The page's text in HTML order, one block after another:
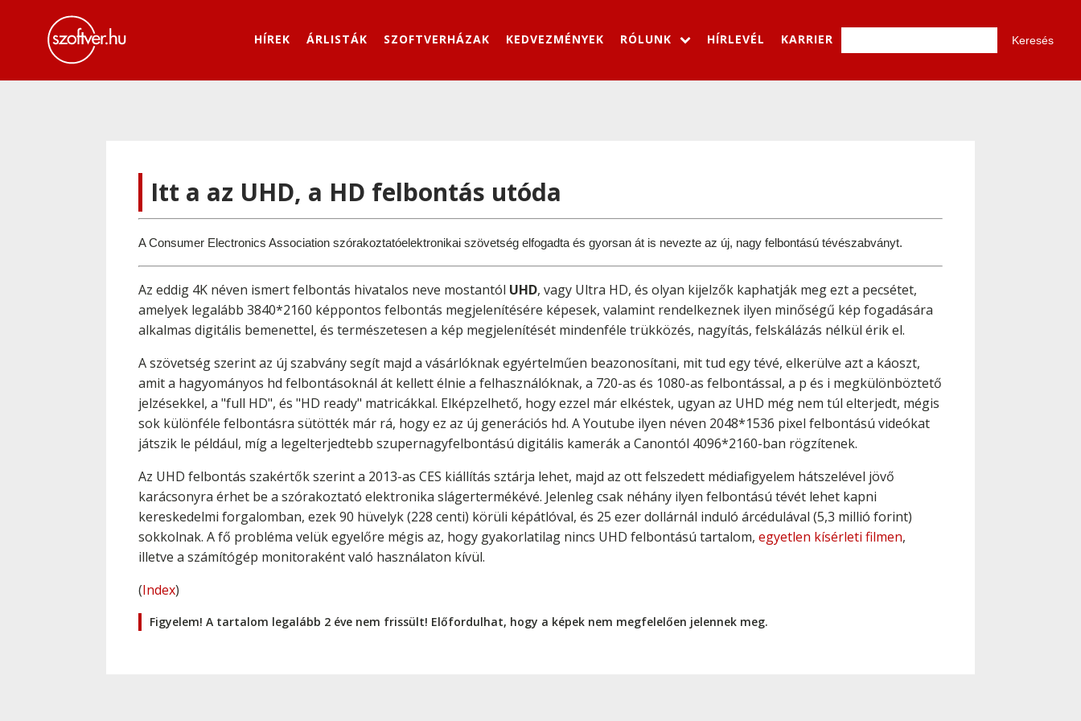
HÍREK ÁRLISTÁK SZOFTVERHÁZAK KEDVEZMÉNYEK RÓLUNK HÍRLEVÉL KARRIER
Itt a az UHD, a HD felbontás utóda
A Consumer Electronics Association szórakoztatóelektronikai szövetség elfogadta és gyorsan át is nevezte az új, nagy felbontású tévészabványt.
Az eddig 4K néven ismert felbontás hivatalos neve mostantól UHD, vagy Ultra HD, és olyan kijelzők kaphatják meg ezt a pecsétet,
amelyek legalább 3840*2160 képpontos felbontás megjelenítésére képesek, valamint rendelkeznek ilyen minőségű kép fogadására
alkalmas digitális bemenettel, és természetesen a kép megjelenítését mindenféle trükközés, nagyítás, felskálázás nélkül érik el.
A szövetség szerint az új szabvány segít majd a vásárlóknak egyértelműen beazonosítani, mit tud egy tévé, elkerülve azt a káoszt,
amit a hagyományos hd felbontásoknál át kellett élnie a felhasználóknak, a 720-as és 1080-as felbontással, a p és i megkülönböztető
jelzésekkel, a "full HD", és "HD ready" matricákkal. Elképzelhető, hogy ezzel már elkéstek, ugyan az UHD még nem túl elterjedt, mégis
sok különféle felbontásra sütötték már rá, hogy ez az új generációs hd. A Youtube ilyen néven 2048*1536 pixel felbontású videókat
játszik le például, míg a legelterjedtebb szupernagyfelbontású digitális kamerák a Canontól 4096*2160-ban rögzítenek.
Az UHD felbontás szakértők szerint a 2013-as CES kiállítás sztárja lehet, majd az ott felszedett médiafigyelem hátszelével jövő
karácsonyra érhet be a szórakoztató elektronika slágertermékévé. Jelenleg csak néhány ilyen felbontású tévét lehet kapni
kereskedelmi forgalomban, ezek 90 hüvelyk (228 centi) körüli képátlóval, és 25 ezer dollárnál induló árcédulával (5,3 millió forint)
sokkolnak. A fő probléma velük egyelőre mégis az, hogy gyakorlatilag nincs UHD felbontású tartalom, egyetlen kísérleti filmen,
illetve a számítógép monitoraként való használaton kívül.
(Index)
Figyelem! A tartalom legalább 2 éve nem frissült! Előfordulhat, hogy a képek nem megfelelően jelennek meg.